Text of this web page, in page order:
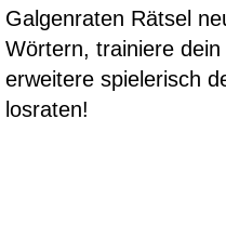
Galgenraten Rätsel
Wörtern, trainiere
erweitere spielerisch
losraten!